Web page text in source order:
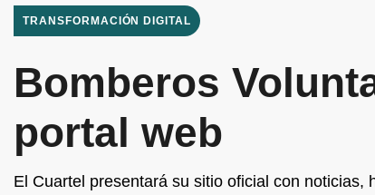
TRANSFORMACIÓN DIGITAL
Bomberos
portal web
El Cuartel presentará su sitio oficial con